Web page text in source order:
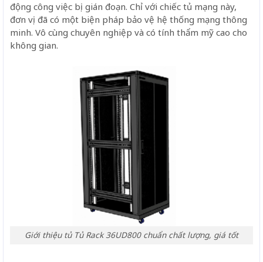
động công việc bị gián đoạn. Chỉ với chiếc tủ mạng này,
đơn vị đã có một biện pháp bảo vệ hệ thống mạng thông
minh. Vô cùng chuyên nghiệp và có tính thẩm mỹ cao cho
không gian.
Giới thiệu tủ Tủ Rack 36UD800 chuẩn chất lượng, giá tốt